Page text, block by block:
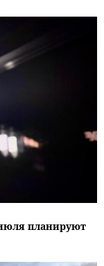
планируют